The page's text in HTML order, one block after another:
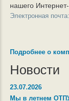
нашего
Электронная почта:
Подробнее о
Новости
23.07.2026
Мы в летнем